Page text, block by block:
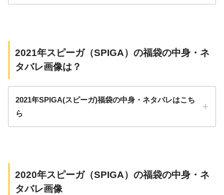
サイズ：ワンサイズ
アイテム数：8点
ボトムス
雑貨
#福袋交換
#福袋2023
pic.twitter.com/onqW7hhjSh
2021年スピーガ（SPIGA）の福袋の中身・ネ
タバレ画像は？
2021年SPIGA(スピーガ)福袋の中身・ネタバレはこち
ら
2020年スピーガ（SPIGA）の福袋の中身・ネ
タバレ画像